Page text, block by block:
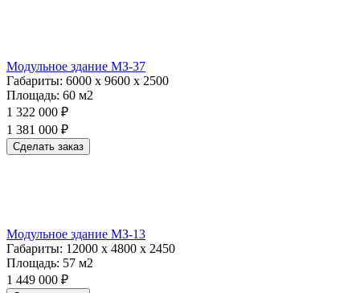
Модульное здание МЗ-37
Габариты: 6000 х 9600 х 2500
Площадь: 60 м2
1 322 000 ₽
1 381 000 ₽
Сделать заказ
Модульное здание МЗ-13
Габариты: 12000 х 4800 х 2450
Площадь: 57 м2
1 449 000 ₽